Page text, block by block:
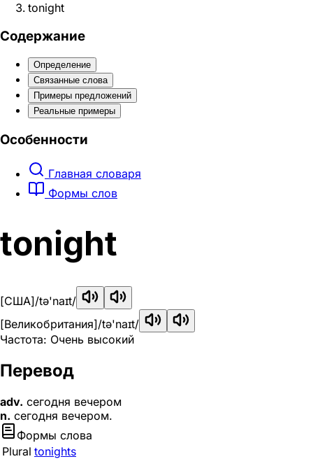
tonight
Содержание
Определение
Связанные слова
Примеры предложений
Реальные примеры
Особенности
Главная словаря
Формы слов
tonight
[США]/tə'naɪt/
[Великобритания]/tə'naɪt/
Частота: Очень высокий
Перевод
adv. сегодня вечером
n. сегодня вечером.
Формы слова
Plural tonights